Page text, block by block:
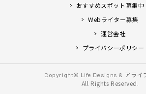
おすすめスポット募集中
Webライター募集
運営会社
プライバシーポリシー
Copyright© Life Designs & アライ
All Rights Reserved.